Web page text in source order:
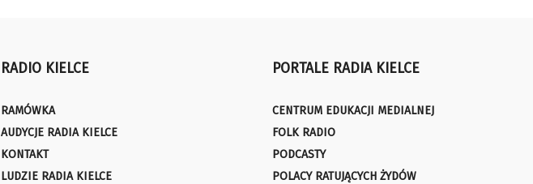
RADIO KIELCE
RAMÓWKA
AUDYCJE RADIA KIELCE
KONTAKT
LUDZIE RADIA KIELCE
PORTALE RADIA KIELCE
CENTRUM EDUKACJI MEDIALNEJ
FOLK RADIO
PODCASTY
POLACY RATUJĄCYCH ŻYDÓW